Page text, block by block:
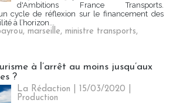
d'Ambitions France Transports.
cycle de réflexion sur le financement des
à l’horizon...
, marseille, ministre transports,
à l’arrêt au moins jusqu’aux
?
La Rédaction | 15/03/2020
Production